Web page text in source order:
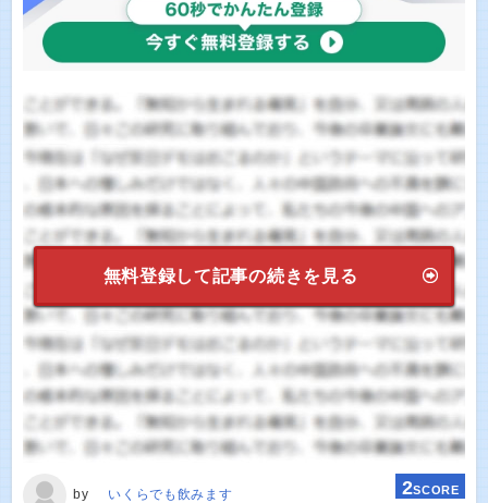
無料登録して記事の続きを見る
by いくらでも飲みます 2SCORE